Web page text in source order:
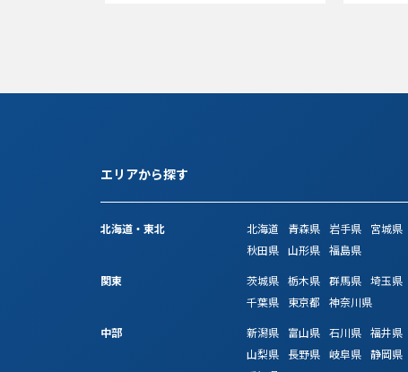
エリアから探す
北海道・東北 北海道 青森県 岩手県
宮城県
秋田県 山形県 福島県
関東
茨城県 栃木県 群馬県 埼玉県
千葉県
東京都
神奈川県
中部
新潟県 富山県 石川県 福井県
山梨県
長野県 岐阜県 静岡県